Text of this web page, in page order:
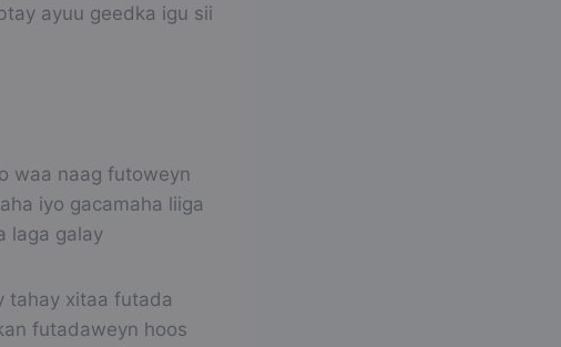
ayuu geedka igu sii
waa naag futoweyn
iyo gacamaha liiga
laga galay
tahay xitaa futada
futadaweyn hoos